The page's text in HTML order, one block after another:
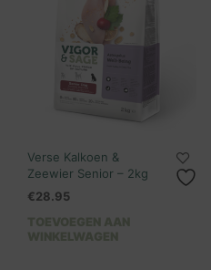
Verse Kalkoen &
Zeewier Senior – 2kg
€28.95
TOEVOEGEN AAN
WINKELWAGEN